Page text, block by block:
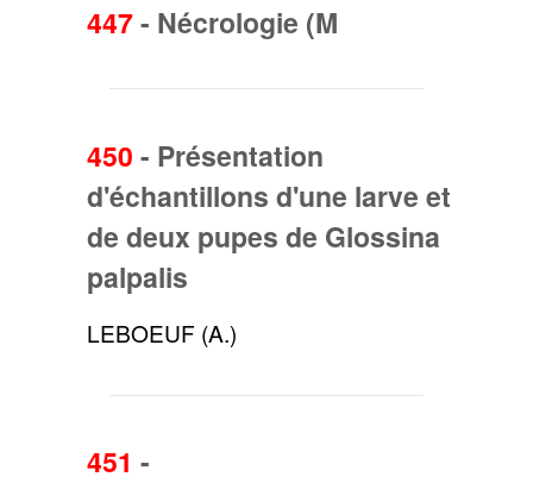
447- Nécrologie (M
450 - Présentation
d'échantillons d'une larve et
de deux pupes de Glossina
palpalis
LEBOEUF (A.)
451 -